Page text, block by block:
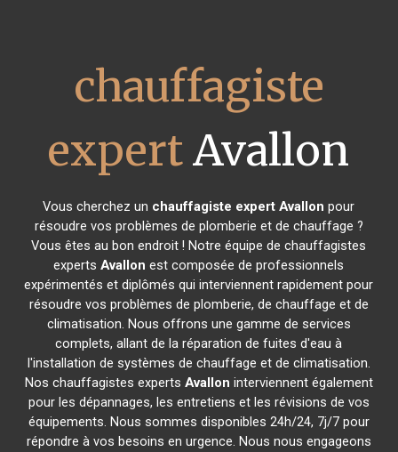
chauffagiste
expertAvallon
Vous cherchez un chauffagiste expert Avallon pour
résoudre vos problèmes de plomberie et de chauffage ?
Vous êtes au bon endroit ! Notre équipe de chauffagistes
expertsAvallon est composée de professionnels
expérimentés et diplômés qui interviennent rapidement pour
résoudre vos problèmes de plomberie, de chauffage et de
climatisation. Nous offrons une gamme de services
complets, allant de la réparation de fuites d'eau à
l'installation de systèmes de chauffage et de climatisation.
Nos chauffagistes experts Avallon interviennent également
pour les dépannages, les entretiens et les révisions de vos
équipements. Nous sommes disponibles 24h/24, 7j/7 pour
répondre à vos besoins en urgence. Nous nous engageons